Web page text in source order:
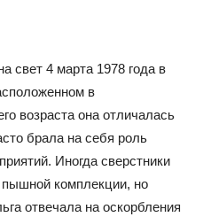
свет 4 марта 1978 года в
в
возраста она отличалась
брала на себя роль
Иногда сверстники
пышной комплекции, но
отвечала на оскорбления